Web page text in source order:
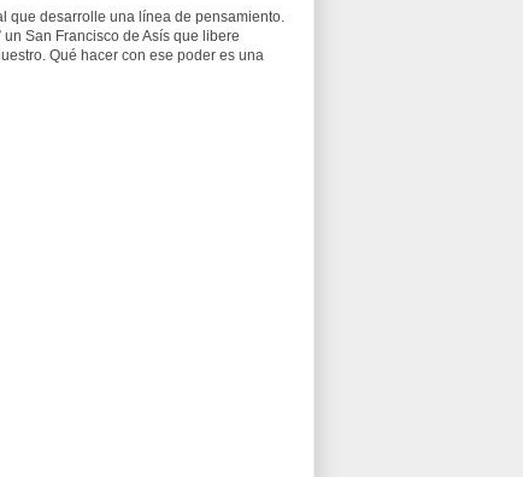
que desarrolle una línea de pensamiento.
San Francisco de Asís que libere
Qué hacer con ese poder es una